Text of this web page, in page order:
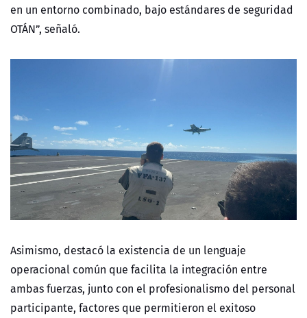
en un entorno combinado, bajo estándares de seguridad
OTÁN”, señaló.
Asimismo, destacó la existencia de un lenguaje
operacional común que facilita la integración entre
ambas fuerzas, junto con el profesionalismo del personal
participante, factores que permitieron el exitoso